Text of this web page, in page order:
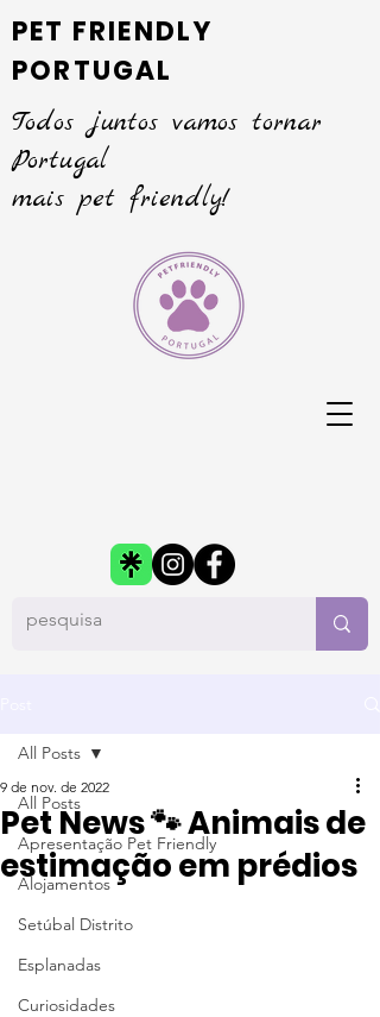
PET FRIENDLY
PORTUGAL
Todos juntos vamos tornar
Portugal
mais pet friendly!
All Posts
Apresentação Pet Friendly
Alojamentos
Setúbal Distrito
Esplanadas
Curiosidades
All Posts
Pet News 🐾 Animais de
estimação em prédios
9 de nov. de 2022